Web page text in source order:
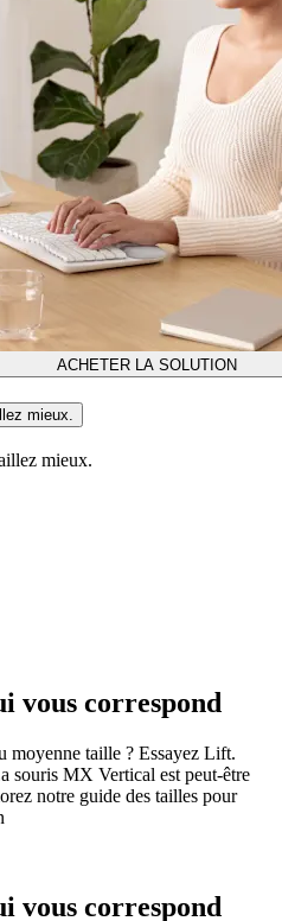
ACHETER LA SOLUTION
mieux.
mieux.
vous correspond
moyenne taille ? Essayez Lift.
souris MX Vertical est peut-être
notre guide des tailles pour
vous correspond